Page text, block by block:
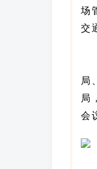
场
交
局
局
会